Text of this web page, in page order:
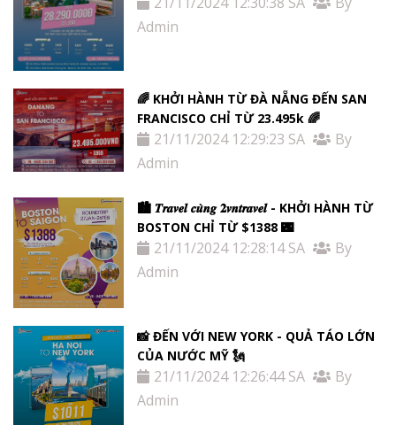
Admin
🌈 KHỞI HÀNH TỪ ĐÀ NẴNG ĐẾN SAN
FRANCISCO CHỈ TỪ 23.495k 🌈
21/11/2024 12:29:23 SA
By
Admin
🏙 𝑻𝒓𝒂𝒗𝒆𝒍 𝒄𝒖̀𝒏𝒈 𝟐𝒗𝒏𝒕𝒓𝒂𝒗𝒆𝒍 - KHỞI HÀNH TỪ
BOSTON CHỈ TỪ $1388 🌃
21/11/2024 12:28:14 SA
By
Admin
📸 ĐẾN VỚI NEW YORK - QUẢ TÁO LỚN
CỦA NƯỚC MỸ 🗽
21/11/2024 12:26:44 SA
By
Admin